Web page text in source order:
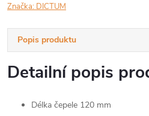
Značka: DICTUM
Popis produktu
Detailní popis
Délka čepele 120 mm